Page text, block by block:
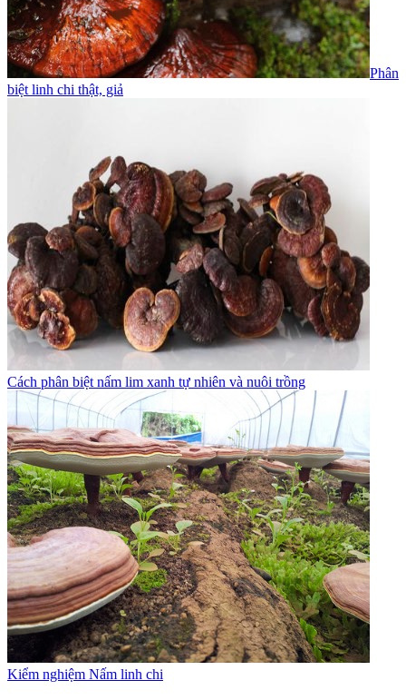
Phân
biệt linh chi thật, giả
Cách phân biệt nấm lim xanh tự nhiên và nuôi trồng
Kiểm nghiệm Nấm linh chi